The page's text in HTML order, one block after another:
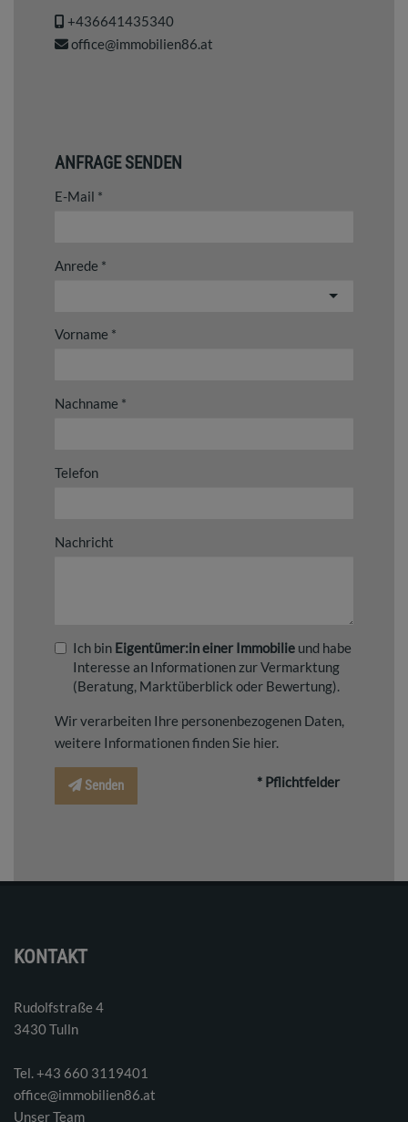
+436641435340
office@immobilien86.at
ANFRAGE SENDEN
E-Mail
Anrede
Vorname
Nachname
Telefon
Nachricht
Ich bin Eigentümer:in einer Immobilie und habe
Interesse an Informationen zur Vermarktung
(Beratung, Marktüberblick oder Bewertung).
Wir verarbeiten Ihre personenbezogenen Daten,
weitere Informationen finden Sie hier.
Senden * Pflichtfelder
KONTAKT
Rudolfstraße 4
3430 Tulln
Tel. ‭+43 660 3119401‬
office@immobilien86.at
Unser Team